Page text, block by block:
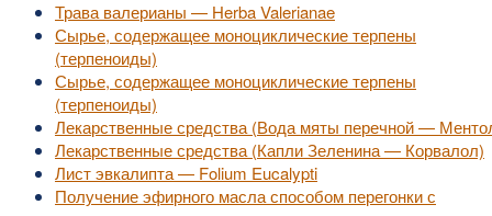
Трава валерианы — Herba Valerianae
Сырье, содержащее моноциклические терпены
(терпеноиды)
Сырье, содержащее моноциклические терпены
(терпеноиды)
Лекарственные средства (Вода мяты перечной —
Лекарственные средства (Капли Зеленина — Корвалол)
Лист эвкалипта — Folium Eucalypti
Получение эфирного масла способом перегонки с